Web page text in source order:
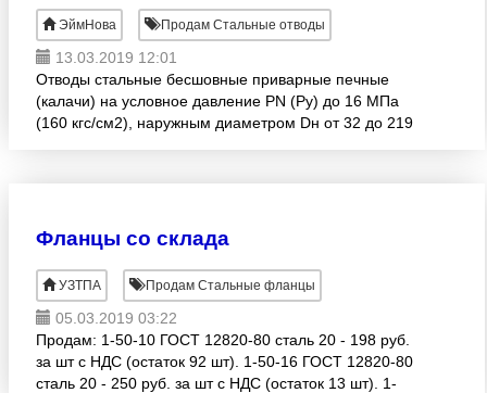
ЭймНова Продам Стальные отводы
13.03.2019 12:01
Отводы стальные бесшовные приварные печные
(калачи) на условное давление PN (Py) до 16 МПа
(160 кгс/см2), наружным диаметром Dн от 32 до 219
Фланцы со склада
УЗТПА Продам Стальные фланцы
05.03.2019 03:22
Продам: 1-50-10 ГОСТ 12820-80 сталь 20 - 198 руб.
за шт с НДС (остаток 92 шт). 1-50-16 ГОСТ 12820-80
сталь 20 - 250 руб. за шт с НДС (остаток 13 шт). 1-